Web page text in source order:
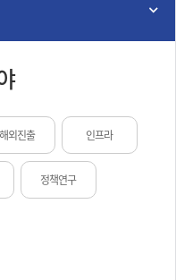
해외진출 인프라
정책연구